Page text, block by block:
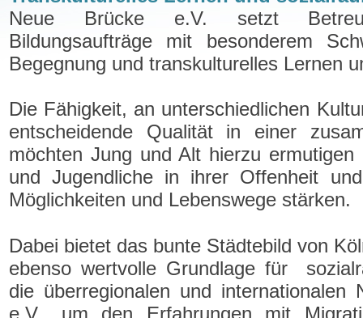
Neue Brücke e.V. setzt
Bildungsaufträge mit besonderem
Begegnung und transkulturelles Lernen
Die Fähigkeit, an unterschiedlichen
entscheidende Qualität in einer
möchten Jung und Alt hierzu
und Jugendliche in ihrer Offenheit
Möglichkeiten und Lebenswege stärken.
Dabei bietet das bunte Städtebild von
ebenso wertvolle Grundlage für
die überregionalen und internationalen
e.V., um den Erfahrungen mit